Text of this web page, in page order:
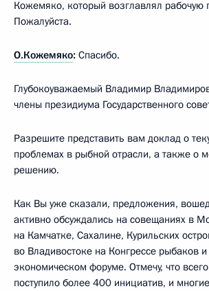
Кожемяко, который возглавлял рабочую
Пожалуйста.
О.Кожемяко: Спасибо.
Глубокоуважаемый Владимир
члены президиума Государственного
Разрешите представить вам доклад о
проблемах в рыбной отрасли, а также о
решению.
Как Вы уже сказали, предложения,
активно обсуждались на совещаниях в
на Камчатке, Сахалине, Курильских
во Владивостоке на Конгрессе рыбаков
экономическом форуме. Отмечу, что
поступило более 400 инициатив, и